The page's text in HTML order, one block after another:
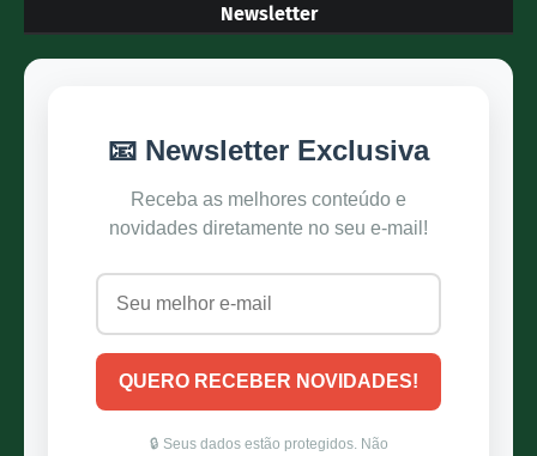
Newsletter